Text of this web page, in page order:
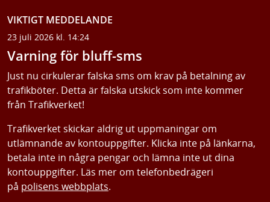
VIKTIGT MEDDELANDE
23 juli 2026 kl. 14:24
Varning för bluff-sms
Just nu cirkulerar falska sms om krav på betalning av
trafikböter. Detta är falska utskick som inte kommer
från Trafikverket!
Trafikverket skickar aldrig ut uppmaningar om
utlämnande av kontouppgifter. Klicka inte på länkarna,
betala inte in några pengar och lämna inte ut dina
kontouppgifter. Läs mer om telefonbedrägeri
på polisens webbplats.